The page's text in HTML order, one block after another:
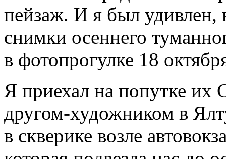
пейзаж. И я был удивлен,
снимки осеннего
в фотопрогулке 18
Я приехал на попутке их
другом-художником в
в скверике возле